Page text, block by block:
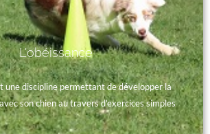
L'obéissance
une discipline permettant de développer la
son chien au travers d'exercices simples